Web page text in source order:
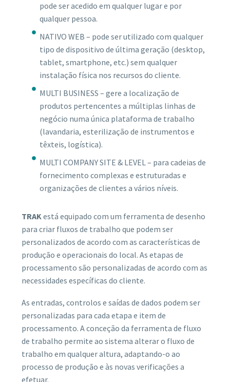
pode ser acedido em qualquer lugar e por
qualquer pessoa.
NATIVO WEB – pode ser utilizado com qualquer
tipo de dispositivo de última geração (desktop,
tablet, smartphone, etc.) sem qualquer
instalação física nos recursos do cliente.
MULTI BUSINESS – gere a localização de
produtos pertencentes a múltiplas linhas de
negócio numa única plataforma de trabalho
(lavandaria, esterilização de instrumentos e
têxteis, logística).
MULTI COMPANY SITE & LEVEL – para cadeias de
fornecimento complexas e estruturadas e
organizações de clientes a vários níveis.
TRAKestá equipado com um ferramenta de desenho
para criar fluxos de trabalho que podem ser
personalizados de acordo com as características de
produção e operacionais do local. As etapas de
processamento são personalizadas de acordo com as
necessidades específicas do cliente.
As entradas, controlos e saídas de dados podem ser
personalizadas para cada etapa e item de
processamento. A conceção da ferramenta de fluxo
de trabalho permite ao sistema alterar o fluxo de
trabalho em qualquer altura, adaptando-o ao
processo de produção e às novas verificações a
efetuar.